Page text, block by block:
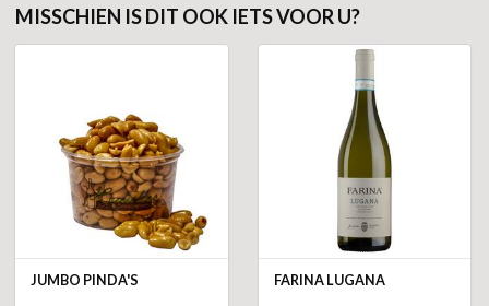
MISSCHIEN IS DIT OOK IETS VOOR U?
JUMBO PINDA'S FARINA LUGANA